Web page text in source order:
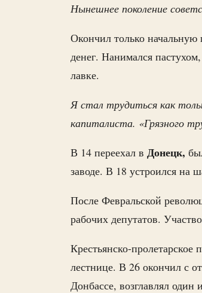
Нынешнее поколение
Окончил только
денег. Нанимался
лавке.
Я стал трудиться как
капиталиста. «Грязного
В 14 переехал в Донецк,
заводе. В 18 устроился на
После Февральской
рабочих депутатов.
Крестьянско-пролетарское
лестнице. В 26 окончил с
Донбассе, возглавлял один